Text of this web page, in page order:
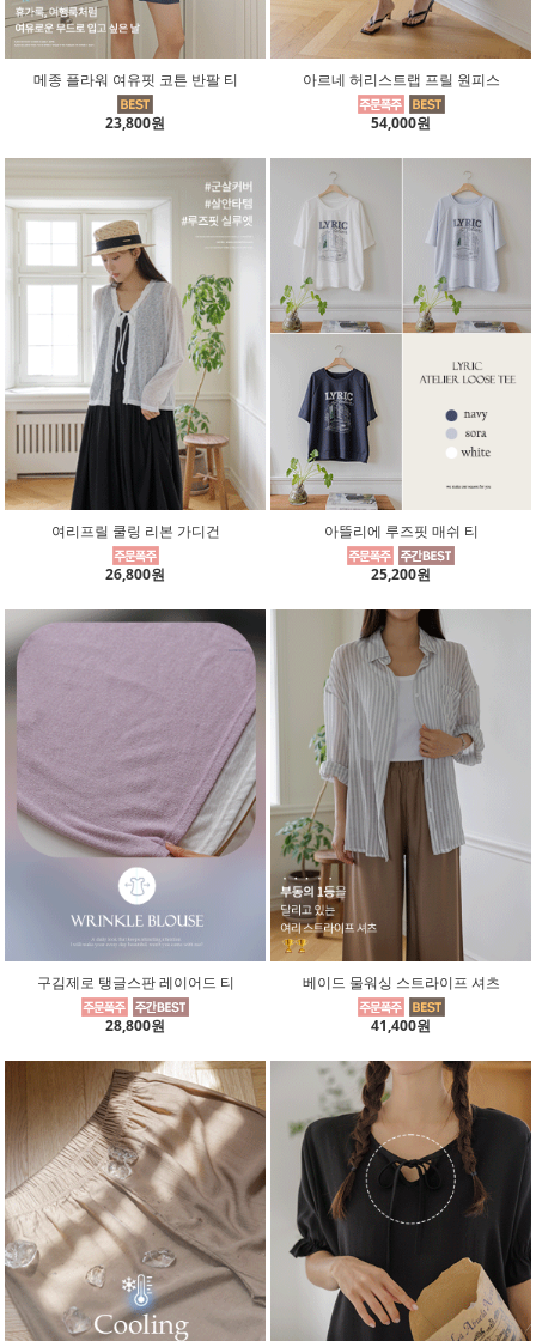
메종 플라워 여유핏 코튼 반팔 티
23,800원
아르네 허리스트랩 프릴 원피스
54,000원
여리프릴 쿨링 리본 가디건
26,800원
아뜰리에 루즈핏 매쉬 티
25,200원
구김제로 탱글스판 레이어드 티
28,800원
베이드 물워싱 스트라이프 셔츠
41,400원